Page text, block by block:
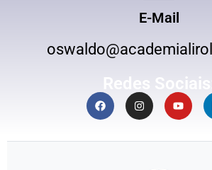
E-Mail
Redes